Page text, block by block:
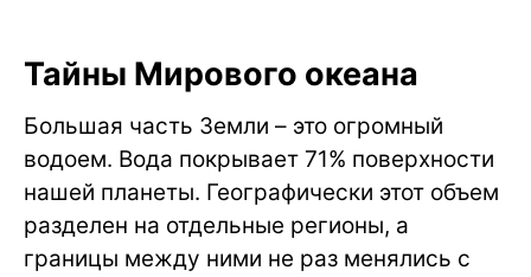
Тайны Мирового океана
Большая часть Земли – это огромный
водоем. Вода покрывает 71% поверхности
нашей планеты. Географически этот объем
разделен на отдельные регионы, а
границы между ними не раз менялись с